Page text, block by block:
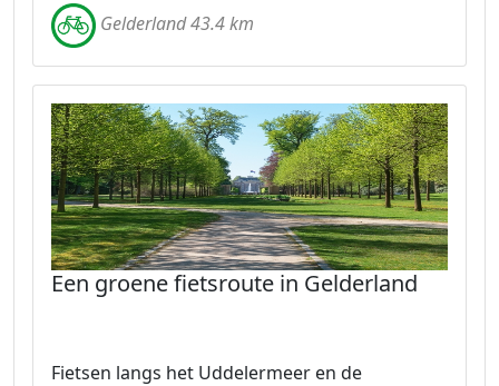
Gelderland 43.4 km
Een groene fietsroute in Gelderland
Fietsen langs het Uddelermeer en de